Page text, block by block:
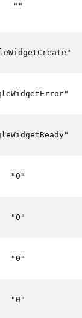
""
"0"
"0"
"0"
"0"